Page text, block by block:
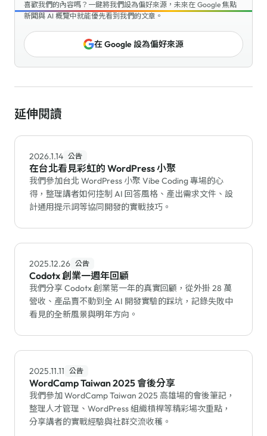
喜歡我們的內容嗎？一鍵將我們設為偏好來源，未來在 Google 焦點
新聞與 AI 概覽中就能優先看到我們的文章。
在 Google 設為偏好來源
延伸閱讀
2026.1.14 公告
在台北看見彩虹的 WordPress 小聚
我們參加台北 WordPress 小聚 Vibe Coding 專場的心
得，整理講者如何控制 AI 回答風格、產出需求文件、設
計通用提示詞等協同開發的實戰技巧。
2025.12.26 公告
Codotx 創業一週年回顧
我們分享 Codotx 創業第一年的真實回顧，從外掛 28 萬
營收、產品賣不動到全 AI 開發實驗的踩坑，記錄失敗中
看見的全新風景與明年方向。
2025.11.11 公告
WordCamp Taiwan 2025 會後分享
我們參加 WordCamp Taiwan 2025 高雄場的會後筆記，
整理人才管理、WordPress 組織槓桿等精彩場次重點，
分享講者的實戰經驗與社群交流收穫。